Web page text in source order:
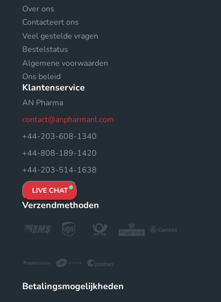
Over ons
Contacteert ons
Veel gestelde vragen
Bestelstatus
Algemene voorwaarden
Ons beleid
Klantenservice
AN Pharma
contact@anpharmanl.com
+44-203-608-1340
+44-808-189-1420
+44-203-514-1638
LIVE CHAT
Verzendmethoden
Betalingsmogelijkheden